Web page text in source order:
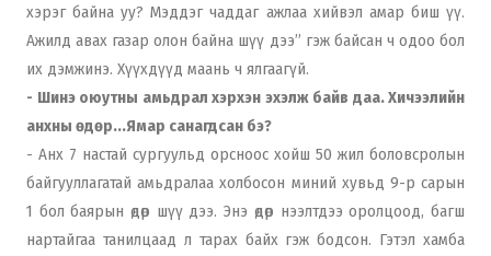
хэрэг байна уу? Мэддэг чаддаг ажлаа хийвэл амар биш үү.
Ажилд авах газар олон байна шүү дээ” гэж байсан ч одоо бол
их дэмжинэ. Хүүхдүүд маань ч ялгаагүй.
- Шинэ оюутны амьдрал хэрхэн эхэлж байв даа. Хичээлийн
анхны өдөр...Ямар санагдсан бэ?
- Анх 7 настай сургуульд орсноос хойш 50 жил боловсролын
байгууллагатай амьдралаа холбосон миний хувьд 9-р сарын
1 бол баярын өдөр шүү дээ. Энэ өдөр нээлтдээ оролцоод, багш
нартайгаа танилцаад л тарах байх гэж бодсон. Гэтэл хамба